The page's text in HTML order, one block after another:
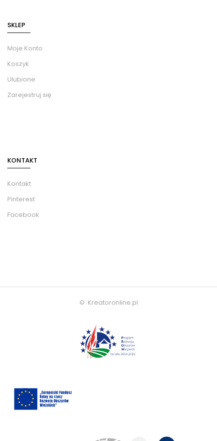
SKLEP
Moje Konto
Koszyk
Ulubione
Zarejestruj się
KONTAKT
Kontakt
Pinterest
Facebook
© Kreatoronline.pl